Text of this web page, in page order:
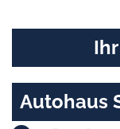
Autohaus